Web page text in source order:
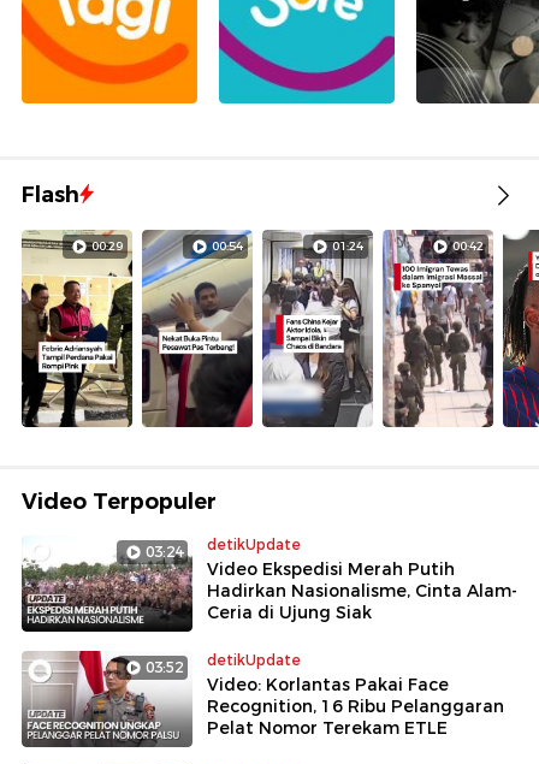
Flash
00:29 00:54 01:24 00:42
Video Terpopuler
03:24 detikUpdate
Video Ekspedisi Merah Putih
Hadirkan Nasionalisme, Cinta Alam-
Ceria di Ujung Siak
03:52 detikUpdate
Video: Korlantas Pakai Face
Recognition, 16 Ribu Pelanggaran
Pelat Nomor Terekam ETLE